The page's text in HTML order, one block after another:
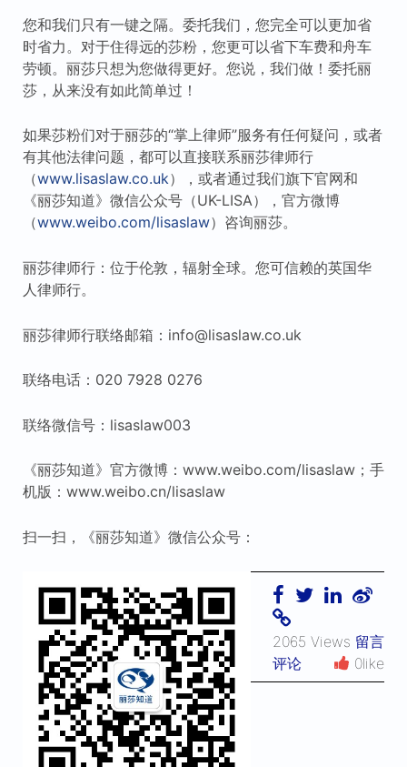
您和我们只有一键之隔。委托我们，您完全可以更加省
时省力。对于住得远的莎粉，您更可以省下车费和舟车
劳顿。丽莎只想为您做得更好。您说，我们做！委托丽
莎，从来没有如此简单过！
如果莎粉们对于丽莎的“掌上律师”服务有任何疑问，或者
有其他法律问题，都可以直接联系丽莎律师行
（www.lisaslaw.co.uk），或者通过我们旗下官网和
《丽莎知道》微信公众号（UK-LISA），官方微博
（www.weibo.com/lisaslaw）咨询丽莎。
丽莎律师行：位于伦敦，辐射全球。您可信赖的英国华
人律师行。
丽莎律师行联络邮箱：info@lisaslaw.co.uk
联络电话：020 7928 0276
联络微信号：lisaslaw003
《丽莎知道》官方微博：www.weibo.com/lisaslaw；手
机版：www.weibo.cn/lisaslaw
扫一扫，《丽莎知道》微信公众号：
2065 Views 留言
评论
0like